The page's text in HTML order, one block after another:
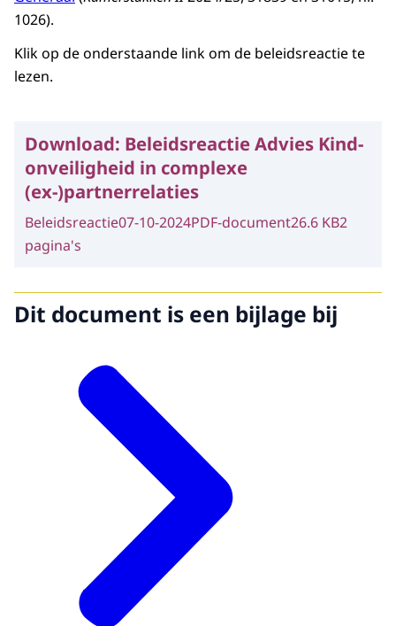
1026).
Klik op de onderstaande link om de beleidsreactie te
lezen.
Download: Beleidsreactie Advies Kind-
onveiligheid in complexe
(ex-)partnerrelaties
Beleidsreactie07-10-2024PDF-document26.6 KB2
pagina's
Dit document is een bijlage bij